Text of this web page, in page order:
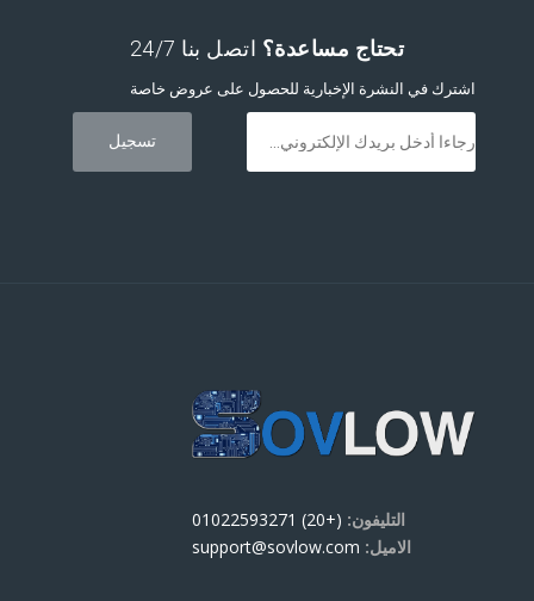
تحتاج مساعدة؟ اتصل بنا 24/7
اشترك في النشرة الإخبارية للحصول على عروض خاصة
التليفون: (+20) 01022593271
الاميل: support@sovlow.com